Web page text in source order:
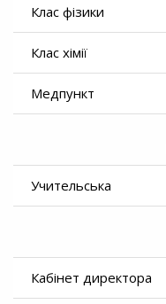
Клас фізики
Клас хімії
Медпункт
Учительська
Кабінет директора